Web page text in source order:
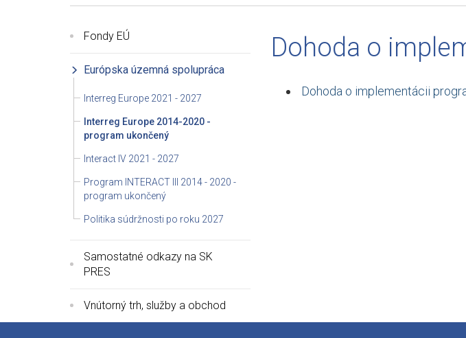
Fondy EÚ
Európska územná spolupráca
Interreg Europe 2021 - 2027
Interreg Europe 2014-2020 -
program ukončený
Interact IV 2021 - 2027
Program INTERACT III 2014 - 2020 -
program ukončený
Politika súdržnosti po roku 2027
Samostatné odkazy na SK
PRES
Vnútorný trh, služby a obchod
Dohoda o
Dohoda o implementácii